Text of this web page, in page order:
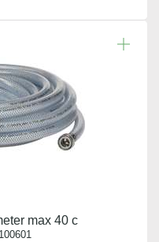
max 40 c
100601